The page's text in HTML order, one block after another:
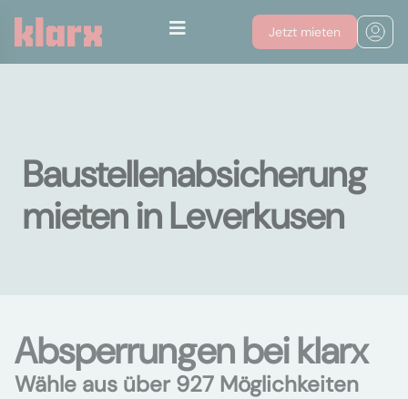
Jetzt mieten
Baustellenabsicherung
mieten in Leverkusen
Absperrungen bei klarx
Wähle aus über 927 Möglichkeiten